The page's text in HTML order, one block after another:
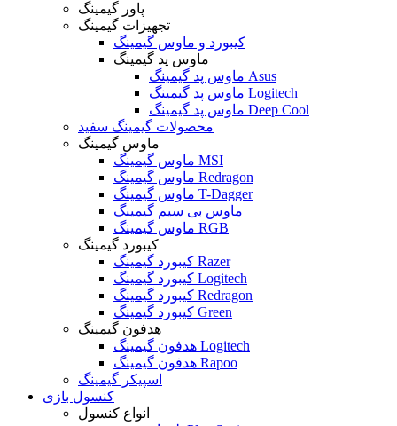
پاور گیمینگ
تجهیزات گیمینگ
کیبورد و ماوس گیمینگ
ماوس پد گیمینگ
ماوس پد گیمینگ Asus
ماوس پد گیمینگ Logitech
ماوس پد گیمینگ Deep Cool
محصولات گیمینگ سفید
ماوس گیمینگ
ماوس گیمینگ MSI
ماوس گیمینگ Redragon
ماوس گیمینگ T-Dagger
ماوس بی سیم گیمینگ
ماوس گیمینگ RGB
کیبورد گیمینگ
کیبورد گیمینگ Razer
کیبورد گیمینگ Logitech
کیبورد گیمینگ Redragon
کیبورد گیمینگ Green
هدفون گیمینگ
هدفون گیمینگ Logitech
هدفون گیمینگ Rapoo
اسپیکر گیمینگ
کنسول بازی
انواع کنسول